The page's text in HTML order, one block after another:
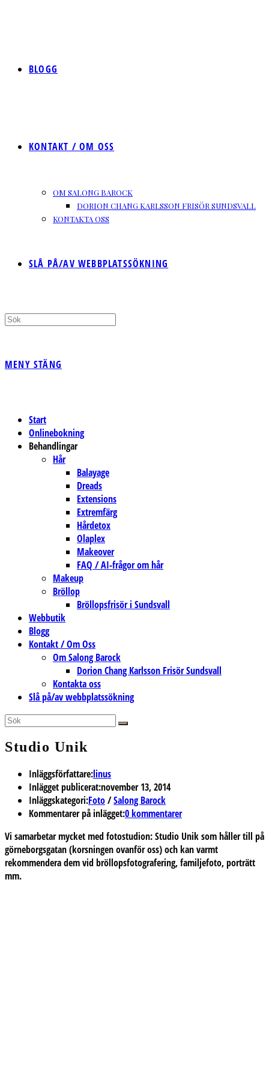
BLOGG
KONTAKT / OM OSS
OM SALONG BAROCK
DORION CHANG KARLSSON FRISÖR SUNDSVALL
KONTAKTA OSS
SLÅ PÅ/AV WEBBPLATSSÖKNING
MENY STÄNG
Start
Onlinebokning
Behandlingar
Hår
Balayage
Dreads
Extensions
Extremfärg
Hårdetox
Olaplex
Makeover
FAQ / AI-frågor om hår
Makeup
Bröllop
Bröllopsfrisör i Sundsvall
Webbutik
Blogg
Kontakt / Om Oss
Om Salong Barock
Dorion Chang Karlsson Frisör Sundsvall
Kontakta oss
Slå på/av webbplatssökning
Studio Unik
Inläggsförfattare:linus
Inlägget publicerat:november 13, 2014
Inläggskategori:Foto/Salong Barock
Kommentarer på inlägget:0 kommentarer
Vi samarbetar mycket med fotostudion: Studio Unik som håller till på
görneborgsgatan (korsningen ovanför oss) och kan varmt
rekommendera dem vid bröllopsfotografering, familjefoto, porträtt
mm.